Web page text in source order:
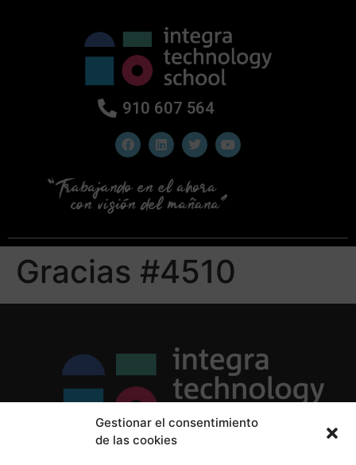
Gestionar el consentimiento
de las cookies
910 607 564
Gracias #4510